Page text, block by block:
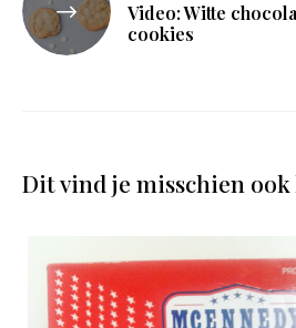
Video: Witte
cookies
Dit vind je misschien ook